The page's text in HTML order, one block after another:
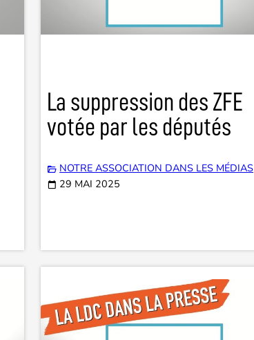
La suppression des ZFE
votée par les députés
NOTRE ASSOCIATION DANS LES MÉDIAS
29 MAI 2025